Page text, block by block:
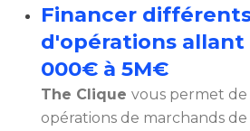
Financer
d'opérations allant
000€ à 5M€
The Clique vous permet
opérations de marchands de